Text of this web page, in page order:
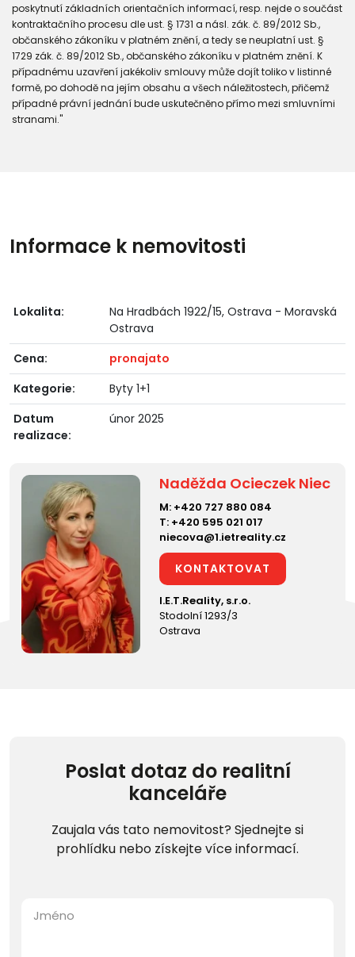
poskytnutí základních orientačních informací, resp. nejde o součást
kontraktačního procesu dle ust. § 1731 a násl. zák. č. 89/2012 Sb.,
občanského zákoníku v platném znění, a tedy se neuplatní ust. §
1729 zák. č. 89/2012 Sb., občanského zákoníku v platném znění. K
případnému uzavření jakékoliv smlouvy může dojít toliko v listinné
formě, po dohodě na jejím obsahu a všech náležitostech, přičemž
případné právní jednání bude uskutečněno přímo mezi smluvními
stranami."
Informace k nemovitosti
Lokalita:
Na Hradbách 1922/15, Ostrava - Moravská
Ostrava
Cena:
pronajato
Kategorie:
Byty 1+1
Datum
realizace:
únor 2025
Naděžda Ocieczek Niec
M: +420 727 880 084
T: +420 595 021 017
niecova@1.ietreality.cz
KONTAKTOVAT
I.E.T.Reality, s.r.o.
Stodolní 1293/3
Ostrava
Poslat dotaz do realitní
kanceláře
Zaujala vás tato nemovitost? Sjednejte si
prohlídku nebo získejte více informací.
Jméno